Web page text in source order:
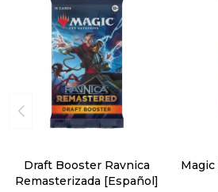
Draft Booster Ravnica
Remasterizada [Español]